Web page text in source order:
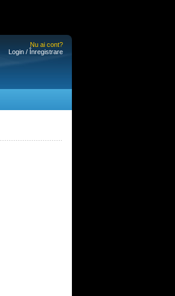
Nu ai cont?
Login / Înregistrare